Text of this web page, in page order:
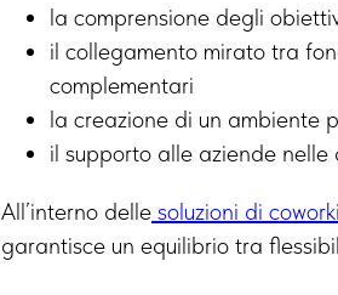
la comprensione degli
il collegamento mirato tra
complementari
la creazione di un ambiente
il supporto alle aziende
All’interno delle soluzioni di
garantisce un equilibrio tra